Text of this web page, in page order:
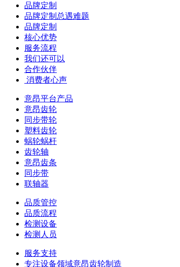
品牌定制
品牌定制总遇难题
品牌定制
核心优势
服务流程
我们还可以
合作伙伴
​ 消费者心声
意昂平台产品
意昂齿轮
同步带轮
塑料齿轮
蜗轮蜗杆
齿轮轴
意昂齿条
同步带
联轴器
品质管控
品质流程
检测设备
检测人员
服务支持
专注设备领域意昂齿轮制造